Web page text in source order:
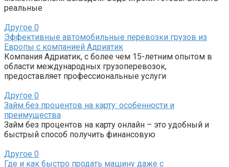
реальные
Другое 0
Эффективные автомобильные перевозки грузов из
Европы с компанией Адриатик
Компания Адриатик, с более чем 15-летним опытом в
области международных грузоперевозок,
предоставляет профессиональные услуги
Другое 0
Займ без процентов на карту: особенности и
преимущества
Займ без процентов на карту онлайн – это удобный и
быстрый способ получить финансовую
Другое 0
Где и как быстро продать машину даже с